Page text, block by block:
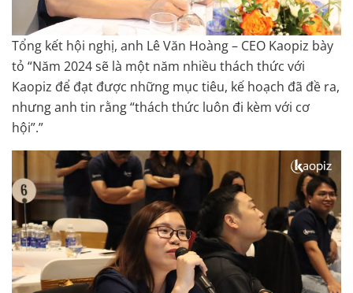
Tổng kết hội nghị, anh Lê Văn Hoàng – CEO Kaopiz bày
tỏ “Năm 2024 sẽ là một năm nhiều thách thức với
Kaopiz để đạt được những mục tiêu, kế hoạch đã đề ra,
nhưng anh tin rằng “thách thức luôn đi kèm với cơ
hội”.”